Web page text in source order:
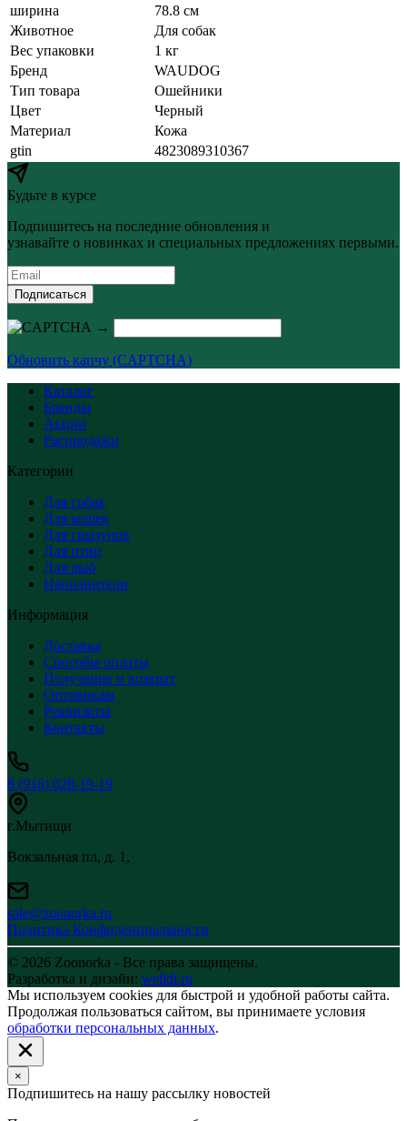
ширина
78.8 см
Животное
Для собак
Вес упаковки
1 кг
Бренд
WAUDOG
Тип товара
Ошейники
Цвет
Черный
Материал
Кожа
gtin
4823089310367
Будьте в курсе
Подпишитесь на последние обновления и
узнавайте о новинках и специальных предложениях первыми.
Подписаться
→
Обновить капчу (CAPTCHA)
Каталог
Бренды
Акции
Распродажи
Категории
Для собак
Для кошек
Для грызунов
Для птиц
Для рыб
Наполнители
Информация
Доставка
Способы оплаты
Получение и возврат
Оптовикам
Реквизиты
Контакты
8 (916) 028-19-19
г.Мытищи
Вокзальная пл, д. 1,
sale@zoonorka.ru
Политика Конфиденциальности
© 2026 Zoonorka - Все права защищены.
Разработка и дизайн: welldi.ru
Мы используем cookies для быстрой и удобной работы сайта.
Продолжая пользоваться сайтом, вы принимаете условия
обработки персональных данных.
×
Подпишитесь на нашу рассылку новостей